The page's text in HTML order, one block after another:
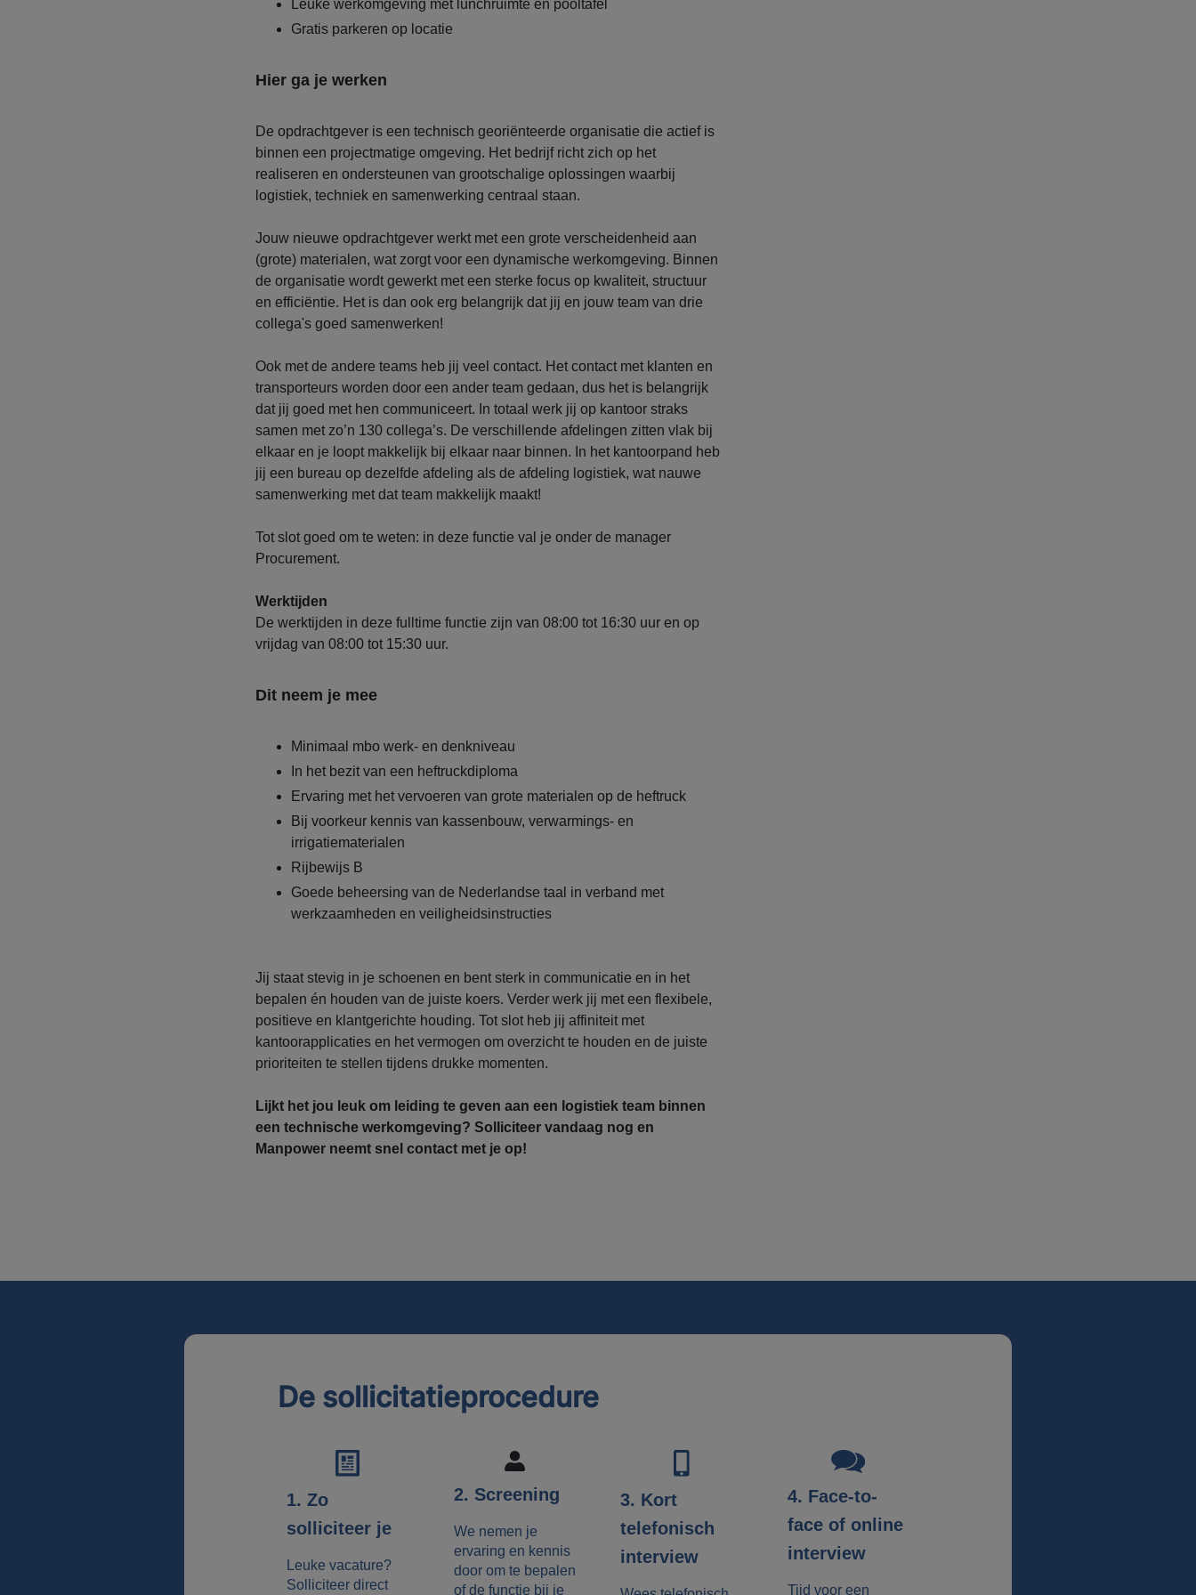
Leuke werkomgeving met lunchruimte én pooltafel
Gratis parkeren op locatie
Hier ga je werken
De opdrachtgever is een technisch georiënteerde organisatie die actief is
binnen een projectmatige omgeving. Het bedrijf richt zich op het
realiseren en ondersteunen van grootschalige oplossingen waarbij
logistiek, techniek en samenwerking centraal staan.
Jouw nieuwe opdrachtgever werkt met een grote verscheidenheid aan
(grote) materialen, wat zorgt voor een dynamische werkomgeving. Binnen
de organisatie wordt gewerkt met een sterke focus op kwaliteit, structuur
en efficiëntie. Het is dan ook erg belangrijk dat jij en jouw team van drie
collega's goed samenwerken!
Ook met de andere teams heb jij veel contact. Het contact met klanten en
transporteurs worden door een ander team gedaan, dus het is belangrijk
dat jij goed met hen communiceert. In totaal werk jij op kantoor straks
samen met zo’n 130 collega’s. De verschillende afdelingen zitten vlak bij
elkaar en je loopt makkelijk bij elkaar naar binnen. In het kantoorpand heb
jij een bureau op dezelfde afdeling als de afdeling logistiek, wat nauwe
samenwerking met dat team makkelijk maakt!
Tot slot goed om te weten: in deze functie val je onder de manager
Procurement.
Werktijden
De werktijden in deze fulltime functie zijn van 08:00 tot 16:30 uur en op
vrijdag van 08:00 tot 15:30 uur.
Dit neem je mee
Minimaal mbo werk- en denkniveau
In het bezit van een heftruckdiploma
Ervaring met het vervoeren van grote materialen op de heftruck
Bij voorkeur kennis van kassenbouw, verwarmings- en
irrigatiematerialen
Rijbewijs B
Goede beheersing van de Nederlandse taal in verband met
werkzaamheden en veiligheidsinstructies
Jij staat stevig in je schoenen en bent sterk in communicatie en in het
bepalen én houden van de juiste koers. Verder werk jij met een flexibele,
positieve en klantgerichte houding. Tot slot heb jij affiniteit met
kantoorapplicaties en het vermogen om overzicht te houden en de juiste
prioriteiten te stellen tijdens drukke momenten.
Lijkt het jou leuk om leiding te geven aan een logistiek team binnen
een technische werkomgeving? Solliciteer vandaag nog en
Manpower neemt snel contact met je op!
De sollicitatieprocedure
1. Zo
solliciteer je
Leuke vacature?
Solliciteer direct
2. Screening
We nemen je
ervaring en kennis
door om te bepalen
of de functie bij je
3. Kort
telefonisch
interview
4. Face-to-
face of online
interview
Tijd voor een